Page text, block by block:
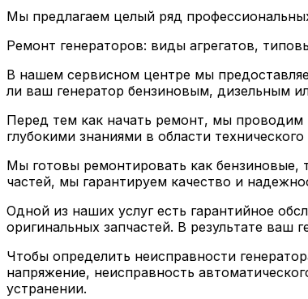
Мы предлагаем целый ряд
Ремонт генераторов: виды агрегатов,
В нашем сервисном центре мы
ли ваш генератор бензиновым, дизельным
Перед тем как начать ремонт, мы проводим
глубокими знаниями в области
Мы готовы ремонтировать как бензиновые,
частей, мы гарантируем качество и
Одной из наших услуг есть гарантийное
оригинальных запчастей. В результате ваш
Чтобы определить неисправности
напряжение, неисправность
устранении.